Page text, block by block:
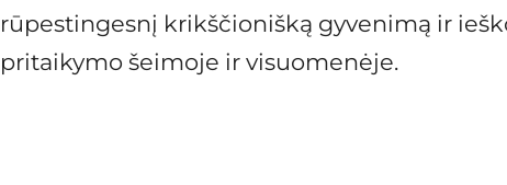
rūpestingesnį krikščionišką gyvenimą ir
pritaikymo šeimoje ir visuomenėje.